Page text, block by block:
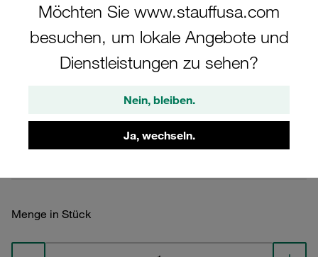
Möchten Sie www.stauffusa.com
besuchen, um lokale Angebote und
Dienstleistungen zu sehen?
Nein, bleiben.
Ja, wechseln.
2D Ø17,2mm Polypropylen W3 Deckpl.,
AS-Schraube gerippt, mit Vorspannung
217.2/17.2-PP-GD-AS-M-W3
Technische Daten ansehen
Menge in Stück